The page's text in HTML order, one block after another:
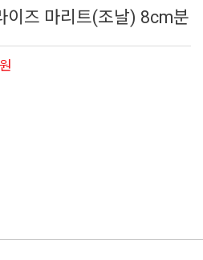
이즈 마리트(조날) 8cm분
원